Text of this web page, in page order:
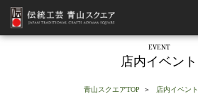
EVENT
店内イベント
青山スクエアTOP 店内イベント